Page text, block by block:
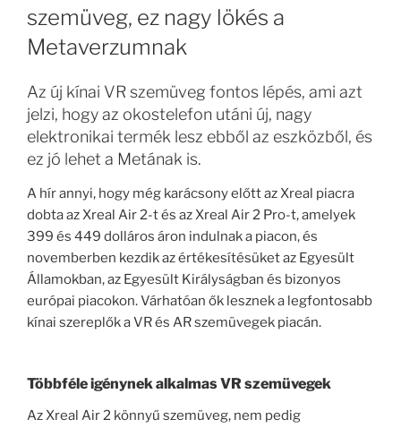
szemüveg, ez nagy lökés a
Metaverzumnak
Az új kínai VR szemüveg fontos lépés, ami azt
jelzi, hogy az okostelefon utáni új, nagy
elektronikai termék lesz ebből az eszközből, és
ez jó lehet a Metának is.
A hír annyi, hogy még karácsony előtt az Xreal piacra
dobta az Xreal Air 2-t és az Xreal Air 2 Pro-t, amelyek
399 és 449 dolláros áron indulnak a piacon, és
novemberben kezdik az értékesítésüket az Egyesült
Államokban, az Egyesült Királyságban és bizonyos
európai piacokon. Várhatóan ők lesznek a legfontosabb
kínai szereplők a VR és AR szemüvegek piacán.
Többféle igénynek alkalmas VR szemüvegek
Az Xreal Air 2 könnyű szemüveg, nem pedig